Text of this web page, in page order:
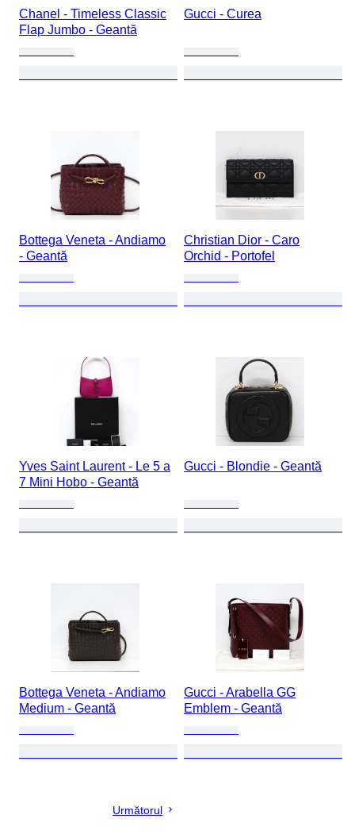
Chanel - Timeless Classic
Flap Jumbo - Geantă
Gucci - Curea
Bottega Veneta - Andiamo
- Geantă
Christian Dior - Caro
Orchid - Portofel
Yves Saint Laurent - Le 5 a
7 Mini Hobo - Geantă
Gucci - Blondie - Geantă
Bottega Veneta - Andiamo
Medium - Geantă
Gucci - Arabella GG
Emblem - Geantă
Următorul